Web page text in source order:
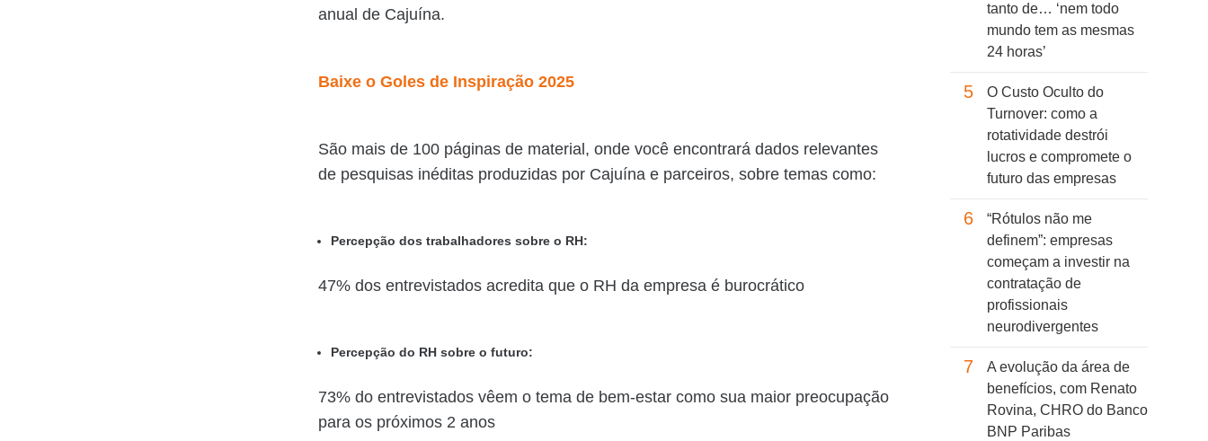
anual de Cajuína.
Baixe o Goles de Inspiração 2025
São mais de 100 páginas de material, onde você encontrará dados relevantes
de pesquisas inéditas produzidas por Cajuína e parceiros, sobre temas como:
Percepção dos trabalhadores sobre o RH:
47% dos entrevistados acredita que o RH da empresa é burocrático
Percepção do RH sobre o futuro:
73% do entrevistados vêem o tema de bem-estar como sua maior preocupação
para os próximos 2 anos
tanto de… ‘nem todo
mundo tem as mesmas
24 horas’
5
O Custo Oculto do
Turnover: como a
rotatividade destrói
lucros e compromete o
futuro das empresas
6
“Rótulos não me
definem”: empresas
começam a investir na
contratação de
profissionais
neurodivergentes
7
A evolução da área de
benefícios, com Renato
Rovina, CHRO do Banco
BNP Paribas